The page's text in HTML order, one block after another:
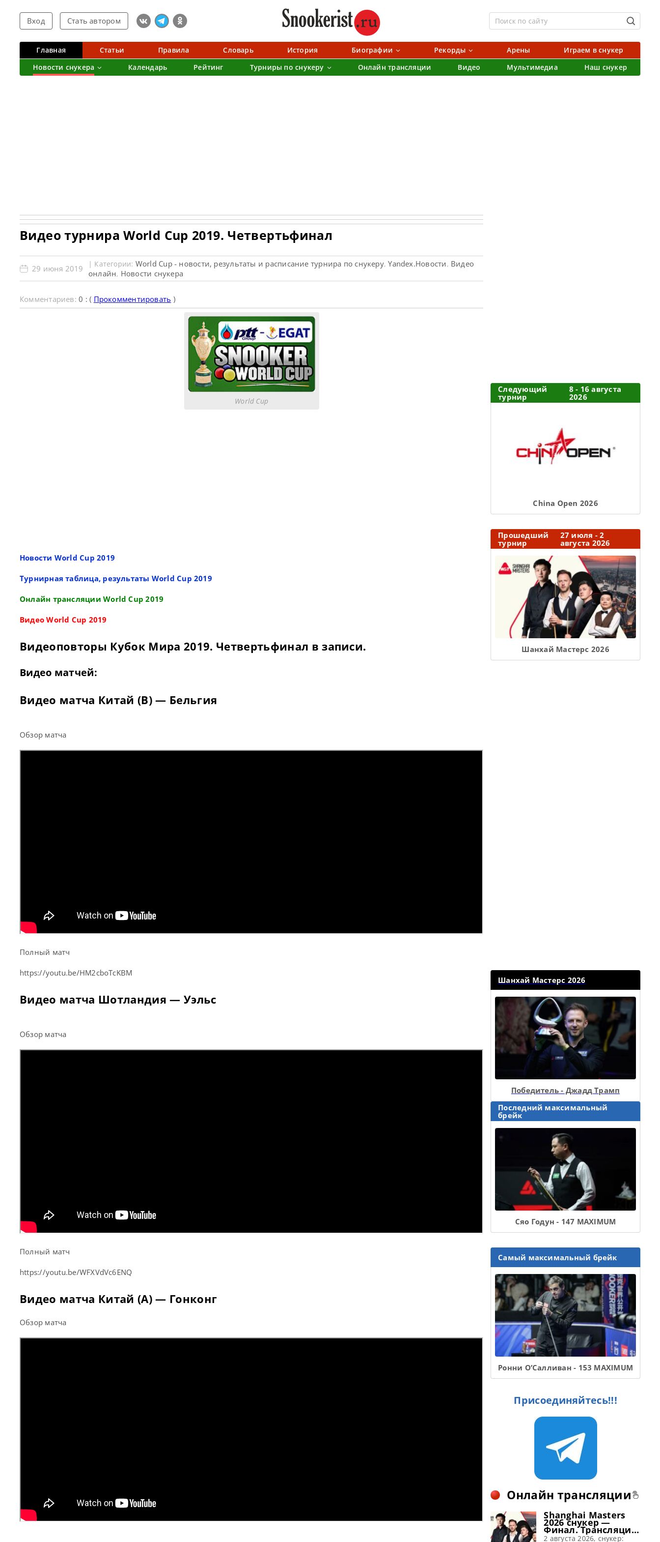
Вход Стать автором
Главная Статьи Правила Словарь История Биографии Рекорды Арены
Играем в снукер
Новости снукера
Календарь Рейтинг Турниры по снукеру Онлайн трансляции Видео Мультимедиа Наш снукер
Видео турнира World Cup 2019. Четвертьфинал
29 июня 2019 | Категории: World Cup - новости, результаты и расписание турнира по снукеру,Yandex.Новости, Видео
онлайн, Новости снукера
Комментариев:0 : ( Прокомментировать )
World Cup
Новости World Cup 2019
Турнирная таблица, результаты World Cup 2019
Онлайн трансляции World Cup 2019
Видео World Cup 2019
Видеоповторы Кубок Мира 2019. Четвертьфинал в записи.
Видео матчей:
Видео матча Китай (В) — Бельгия
Обзор матча
Полный матч
https://youtu.be/HM2cboTcKBM
Видео матча Шотландия — Уэльс
Обзор матча
Полный матч
https://youtu.be/WFXVdVc6ENQ
Видео матча Китай (А) — Гонконг
Обзор матча
Следующий
турнир
8 - 16 августа
2026
Сhina Open 2026
Прошедший
турнир
27 июля - 2
августа 2026
Шанхай Мастерс 2026
Шанхай Мастерс 2026
Победитель - Джадд Трамп
Последний максимальный
брейк
Сяо Годун - 147 MAXIMUM
Самый максимальный брейк
Ронни О’Салливан - 153 MAXIMUM
Присоединяйтесь!!!
Онлайн трансляции
Shanghai Masters
2026 снукер —
Финал. Трансляции
расписание
2 августа 2026, снукер: